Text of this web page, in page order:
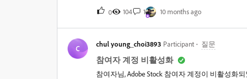
0
104 1 10 months ago
C
chul young_choi3893 Participant 질문
참여자 계정 비활성화
참여자님, Adobe Stock 참여자 계정이 비활성화